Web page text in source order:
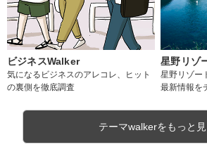
ビジネスWalker
気になるビジネスのアレコレ、ヒット
の裏側を徹底調査
星野リゾ
星野リゾー
最新情報を
テーマwalkerをもっと見